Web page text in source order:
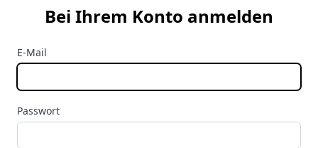
Bei Ihrem Konto anmelden
E-Mail
Passwort